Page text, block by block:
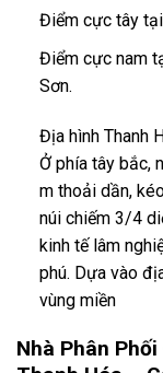
Điểm cực tây
Điểm cực nam
Sơn.
Địa hình Thanh
Ở phía tây bắc,
m thoải dần,
núi chiếm 3/4
kinh tế lâm
phú. Dựa vào
vùng miền
Nhà Phân